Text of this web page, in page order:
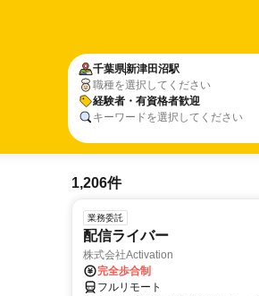
千葉県新津田沼駅
職種を選択してください
経験者・有資格者歓迎
キーワードを選択してください
1,206件
業務委託
配信ライバー
株式会社Activation
完全歩合制
フルリモート